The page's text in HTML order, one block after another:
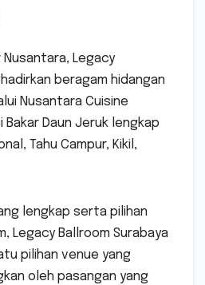
Legacy
beragam hidangan
Nusantara Cuisine
Daun Jeruk lengkap
Tahu Campur, Kikil,
lengkap serta pilihan
Legacy Ballroom Surabaya
pilihan venue yang
oleh pasangan yang